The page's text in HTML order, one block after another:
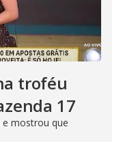
troféu
17
mostrou que